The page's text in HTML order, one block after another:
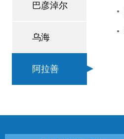
巴彦淖尔
乌海
阿拉善